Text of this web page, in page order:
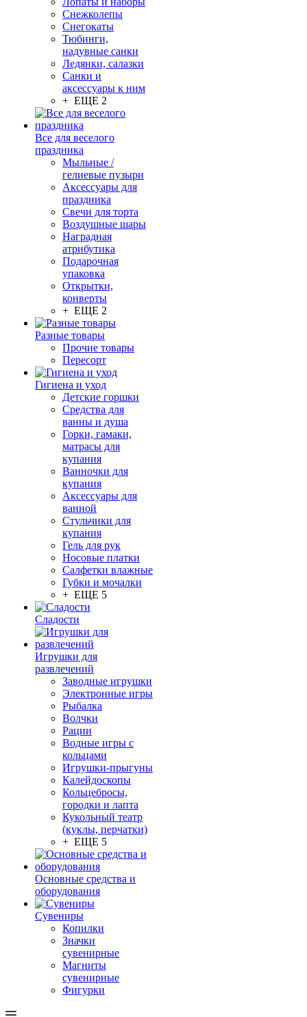
Снежколепы
Снегокаты
Тюбинги,
надувные санки
Ледянки, салазки
Санки и
аксессуары к ним
+ ЕЩЕ 2
Все для веселого
праздника
Мыльные /
гелиевые пузыри
Аксессуары для
праздника
Свечи для торта
Воздушные шары
Наградная
атрибутика
Подарочная
упаковка
Открытки,
конверты
+ ЕЩЕ 2
Разные товары
Прочие товары
Пересорт
Гигиена и уход
Детские горшки
Средства для
ванны и душа
Горки, гамаки,
матрасы для
купания
Ванночки для
купания
Аксессуары для
ванной
Стульчики для
купания
Гель для рук
Носовые платки
Салфетки влажные
Губки и мочалки
+ ЕЩЕ 5
Сладости
Игрушки для
развлечений
Заводные игрушки
Электронные игры
Рыбалка
Волчки
Рации
Водные игры с
кольцами
Игрушки-прыгуны
Калейдоскопы
Кольцебросы,
городки и лапта
Кукольный театр
(куклы, перчатки)
+ ЕЩЕ 5
Основные средства и
оборудования
Сувениры
Копилки
Значки
сувенирные
Магниты
сувенирные
Фигурки